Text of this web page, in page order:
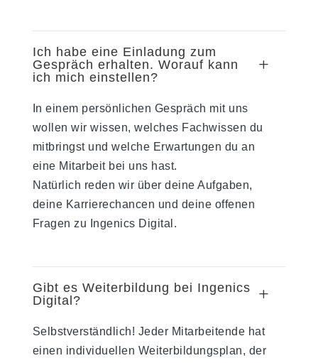
Ich habe eine Einladung zum
Gespräch erhalten. Worauf kann
ich mich einstellen?
L
In einem persönlichen Gespräch mit uns
wollen wir wissen, welches Fachwissen du
mitbringst und welche Erwartungen du an
eine Mitarbeit bei uns hast.
Natürlich reden wir über deine Aufgaben,
deine Karrierechancen und deine offenen
Fragen zu Ingenics Digital.
Gibt es Weiterbildung bei Ingenics
Digital?
L
Selbstverständlich! Jeder Mitarbeitende hat
einen individuellen Weiterbildungsplan, der